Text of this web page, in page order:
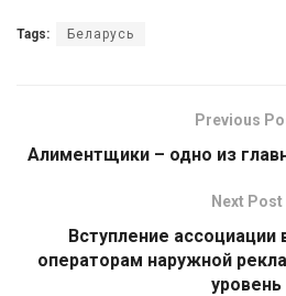
Tags: Беларусь
Previous
Алиментщики – одно из
Next Post
Вступление ассоциации
операторам наружной
уровень